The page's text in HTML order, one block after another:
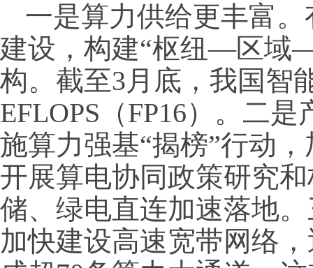
一是算力供给更丰富
建设，构建“枢纽—区域
构。截至3月底，我国智
EFLOPS（FP16）。二
施算力强基“揭榜”行动
开展算电协同政策研究
储、绿电直连加速落地
加快建设高速宽带网络